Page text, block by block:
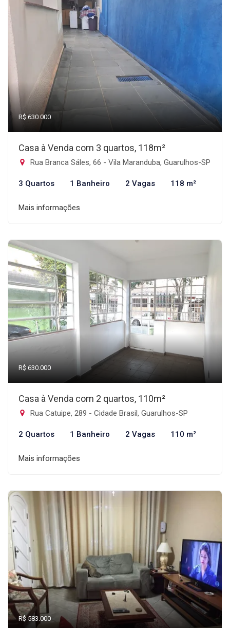
R$ 630.000
Casa à Venda com 3 quartos, 118m²
Rua Branca Sáles, 66 - Vila Maranduba, Guarulhos-SP
3 Quartos 1 Banheiro 2 Vagas 118 m²
Mais informações
R$ 630.000
Casa à Venda com 2 quartos, 110m²
Rua Catuipe, 289 - Cidade Brasil, Guarulhos-SP
2 Quartos 1 Banheiro 2 Vagas 110 m²
Mais informações
R$ 583.000